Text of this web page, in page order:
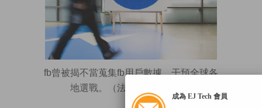
fb曾被揭不當蒐集fb用戶數據，干預全球各
地選戰。（法新社資料圖片）
成為 EJ Tech 會員